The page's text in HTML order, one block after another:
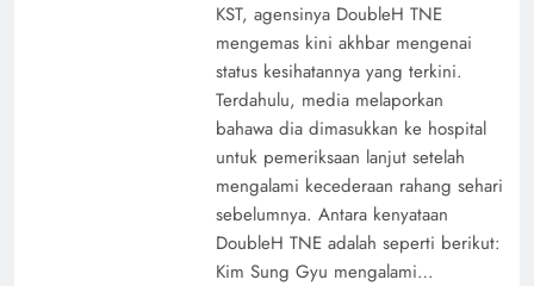
KST, agensinya DoubleH TNE
mengemas kini akhbar mengenai
status kesihatannya yang terkini.
Terdahulu, media melaporkan
bahawa dia dimasukkan ke hospital
untuk pemeriksaan lanjut setelah
mengalami kecederaan rahang sehari
sebelumnya. Antara kenyataan
DoubleH TNE adalah seperti berikut:
Kim Sung Gyu mengalami…